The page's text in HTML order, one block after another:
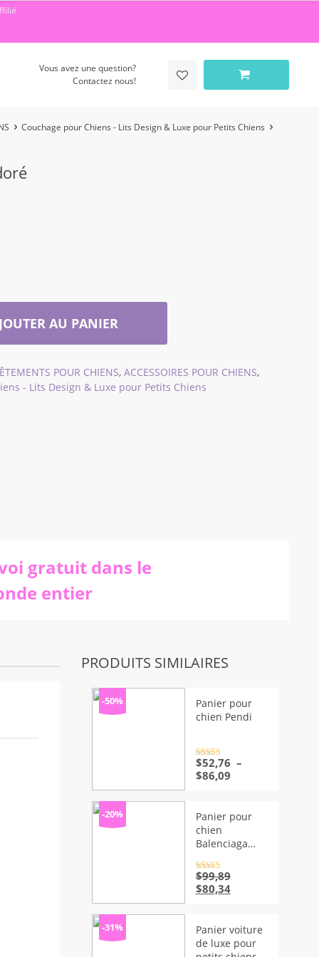
Vous avez une question?
Contactez nous!
Couchage pour Chiens - Lits Design & Luxe pour Petits Chiens
AU PANIER
POUR CHIENS, ACCESSOIRES POUR CHIENS,
- Lits Design & Luxe pour Petits Chiens
gratuit dans le
entier
PRODUITS SIMILAIRES
-50%
Panier pour
chien Pendi
Note4.5
sur 5
$52,76 –
$86,09Plage
$52,76
à
$86,09
-20%
Panier pour
chien
Balenciaga
Confortable
Note4.5
sur 5
$99,89
Le
était :
$99,89.
$80,34Le
est :
$80,34.
-31%
Panier voiture
de luxe pour